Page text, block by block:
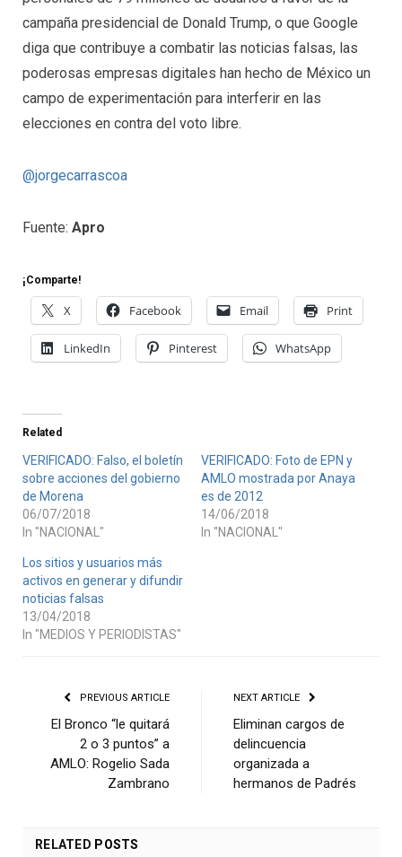
campaña presidencial de Donald Trump, o que Google
diga que contribuye a combatir las noticias falsas, las
poderosas empresas digitales han hecho de México un
campo de experimentación para interferir en las
elecciones en contra del voto libre.
@jorgecarrascoa
Fuente: Apro
¡Comparte!
X Facebook Email Print
LinkedIn Pinterest WhatsApp
Related
VERIFICADO: Falso, el boletín
sobre acciones del gobierno
de Morena
06/07/2018
In "NACIONAL"
VERIFICADO: Foto de EPN y
AMLO mostrada por Anaya
es de 2012
14/06/2018
In "NACIONAL"
Los sitios y usuarios más
activos en generar y difundir
noticias falsas
13/04/2018
In "MEDIOS Y PERIODISTAS"
PREVIOUS ARTICLE
El Bronco “le quitará
2 o 3 puntos” a
AMLO: Rogelio Sada
Zambrano
NEXT ARTICLE
Eliminan cargos de
delincuencia
organizada a
hermanos de Padrés
RELATED POSTS